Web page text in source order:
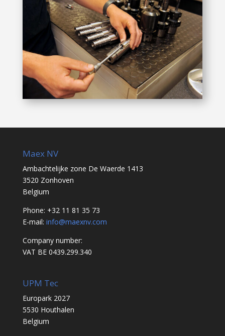
Maex NV
Ambachtelijke zone De Waerde 1413
3520 Zonhoven
Belgium
Phone: +32 11 81 35 73
E-mail: info@maexnv.com
Company number:
VAT BE 0439.299.340
UPM Tec
Europark 2027
5530 Houthalen
Belgium